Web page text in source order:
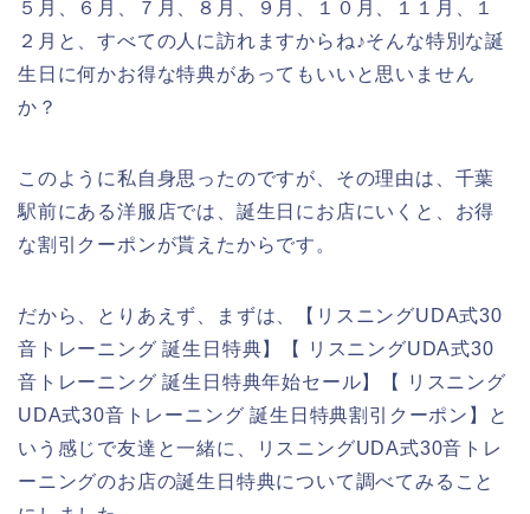
５月、６月、７月、８月、９月、１０月、１１月、１
２月と、すべての人に訪れますからね♪そんな特別な誕
生日に何かお得な特典があってもいいと思いません
か？
このように私自身思ったのですが、その理由は、千葉
駅前にある洋服店では、誕生日にお店にいくと、お得
な割引クーポンが貰えたからです。
だから、とりあえず、まずは、【リスニングUDA式30
音トレーニング 誕生日特典】【 リスニングUDA式30
音トレーニング 誕生日特典年始セール】【 リスニング
UDA式30音トレーニング 誕生日特典割引クーポン】と
いう感じで友達と一緒に、リスニングUDA式30音トレ
ーニングのお店の誕生日特典について調べてみること